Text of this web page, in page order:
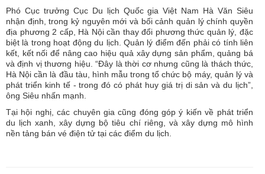
Phó Cục trưởng Cục Du lịch Quốc gia Việt Nam Hà Văn Siêu
nhận định, trong kỷ nguyên mới và bối cảnh quản lý chính quyền
địa phương 2 cấp, Hà Nội cần thay đổi phương thức quản lý, đặc
biệt là trong hoạt động du lịch. Quản lý điểm đến phải có tính liên
kết, kết nối để nâng cao hiệu quả xây dựng sản phẩm, quảng bá
và định vị thương hiệu. “Đây là thời cơ nhưng cũng là thách thức,
Hà Nội cần là đầu tàu, hình mẫu trong tổ chức bộ máy, quản lý và
phát triển kinh tế - trong đó có phát huy giá trị di sản và du lịch”,
ông Siêu nhấn mạnh.
Tại hội nghị, các chuyên gia cũng đóng góp ý kiến về phát triển
du lịch xanh, xây dựng bộ tiêu chí riêng, và xây dựng mô hình
nền tảng bán vé điện tử tại các điểm du lịch.